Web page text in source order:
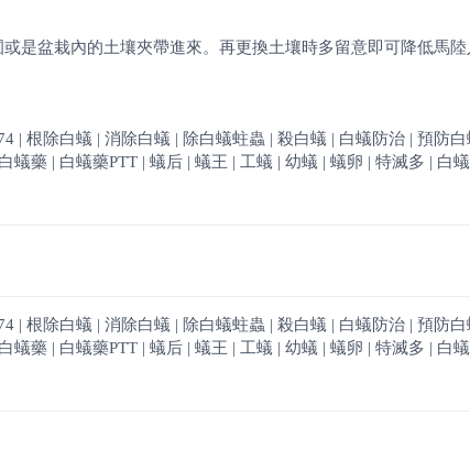
是盆栽內的土壤夾帶進來。再更換土壤時多留意即可降低馬陸
| 根除白蟻 | 消除白蟻 | 除白蟻蛀蟲 | 殺白蟻 | 白蟻防治 | 預防
藥 | 白蟻藥PTT | 蟻后 | 蟻王 | 工蟻 | 幼蟻 | 蟻卵 | 特滅多 | 白
| 根除白蟻 | 消除白蟻 | 除白蟻蛀蟲 | 殺白蟻 | 白蟻防治 | 預防
藥 | 白蟻藥PTT | 蟻后 | 蟻王 | 工蟻 | 幼蟻 | 蟻卵 | 特滅多 | 白